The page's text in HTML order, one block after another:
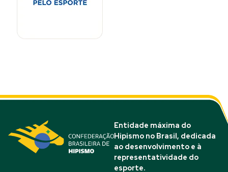
Entidade máxima do
Hipismo no Brasil, dedicada
ao desenvolvimento e à
representatividade do
esporte.